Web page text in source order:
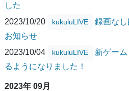
した
2023/10/20
kukuluLIVE
録画な
お知らせ
2023/10/04
kukuluLIVE
新ゲー
るようになりました！
2023年 09月